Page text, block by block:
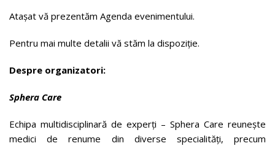
Atașat vă prezentăm Agenda evenimentului.
Pentru mai multe detalii vă stăm la dispoziție.
Despre organizatori:
Sphera Care
Echipa multidisciplinară de experți – Sphera Care reunește
medici de renume din diverse specialități, precum